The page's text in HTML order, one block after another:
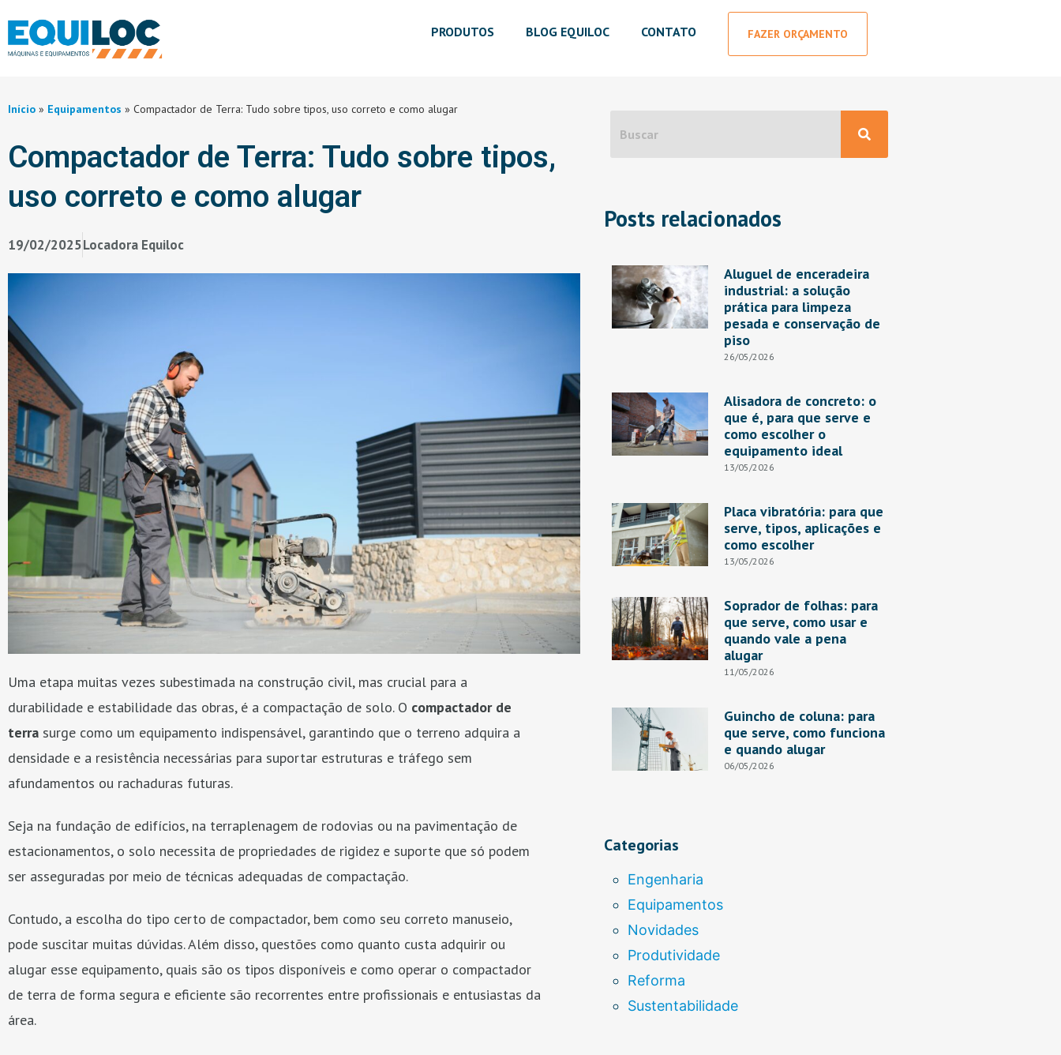
PRODUTOS BLOG EQUILOC CONTATO FAZER ORÇAMENTO
Início » Equipamentos » Compactador de Terra: Tudo sobre tipos, uso correto e como alugar
Compactador de Terra: Tudo sobre tipos,
uso correto e como alugar
19/02/2025Locadora Equiloc
Uma etapa muitas vezes subestimada na construção civil, mas crucial para a
durabilidade e estabilidade das obras, é a compactação de solo. O compactador de
terra surge como um equipamento indispensável, garantindo que o terreno adquira a
densidade e a resistência necessárias para suportar estruturas e tráfego sem
afundamentos ou rachaduras futuras.
Seja na fundação de edifícios, na terraplenagem de rodovias ou na pavimentação de
estacionamentos, o solo necessita de propriedades de rigidez e suporte que só podem
ser asseguradas por meio de técnicas adequadas de compactação.
Contudo, a escolha do tipo certo de compactador, bem como seu correto manuseio,
pode suscitar muitas dúvidas. Além disso, questões como quanto custa adquirir ou
alugar esse equipamento, quais são os tipos disponíveis e como operar o compactador
de terra de forma segura e eficiente são recorrentes entre profissionais e entusiastas da
área.
Posts relacionados
Aluguel de enceradeira
industrial: a solução
prática para limpeza
pesada e conservação de
piso
26/05/2026
Alisadora de concreto: o
que é, para que serve e
como escolher o
equipamento ideal
13/05/2026
Placa vibratória: para que
serve, tipos, aplicações e
como escolher
13/05/2026
Soprador de folhas: para
que serve, como usar e
quando vale a pena
alugar
11/05/2026
Guincho de coluna: para
que serve, como funciona
e quando alugar
06/05/2026
Categorias
Engenharia
Equipamentos
Novidades
Produtividade
Reforma
Sustentabilidade